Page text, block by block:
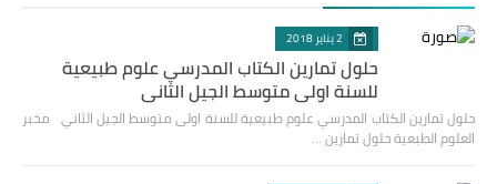
2 يناير 2018
حلول تمارين الكتاب المدرسي علوم طبيعية
للسنة اولى متوسط الجيل الثاني
حلول تمارين الكتاب المدرسي علوم طبيعية للسنة اولى متوسط الجيل الثاني مخبر
العلوم الطبعية حلول تمارين …